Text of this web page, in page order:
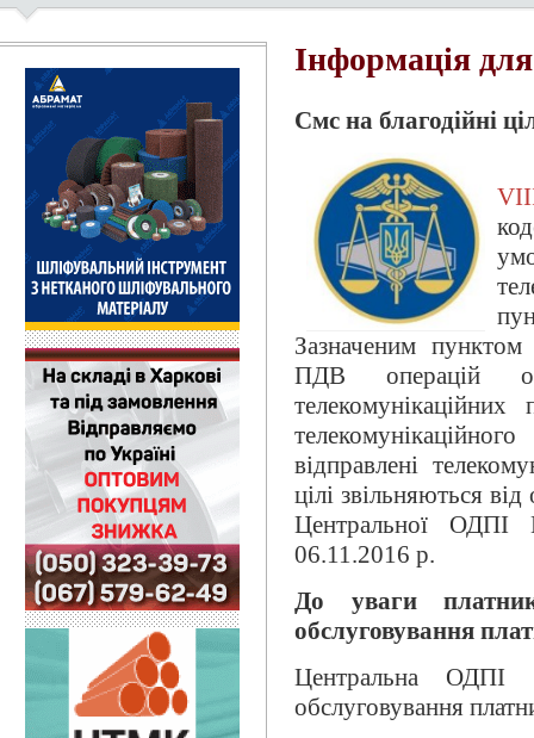
Інформація
Смс на благодійні
Зазначеним пунктом
ПДВ операцій
відправлені
цілі звільняються
Центральної ОДПІ
06.11.2016 р.
До уваги
обслуговування
Центральна ОДПІ
обслуговування